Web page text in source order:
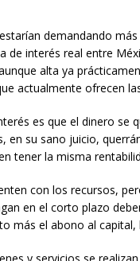
demandando
de interés real entre
alta ya
actualmente ofrecen
es que el dinero se
en su sano juicio,
tener la misma
con los recursos,
en el corto plazo
más el abono al capital,